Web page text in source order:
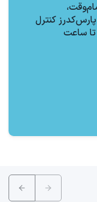
کنترل
ساعت